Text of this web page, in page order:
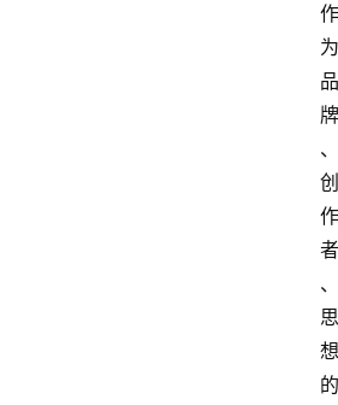
作
为
品
牌
、
创
作
者
、
思
想
的